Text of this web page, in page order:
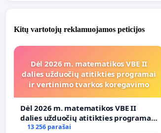
Kitų vartotojų reklamuojamos peticijos
Dėl 2026 m. matematikos VBE II
dalies užduočių atitikties programai
ir vertinimo tvarkos koregavimo
Dėl 2026 m. matematikos VBE II
dalies užduočių atitikties programai
ir vertinimo tvarkos koregavimo
13 256 parašai